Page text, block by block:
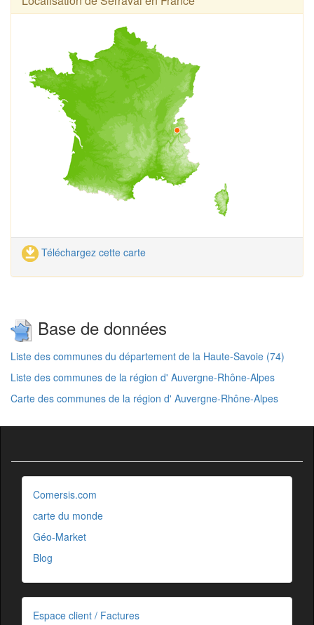
Téléchargez cette carte
Base de données
Liste des communes du département de la Haute-Savoie (74)
Liste des communes de la région d' Auvergne-Rhône-Alpes
Carte des communes de la région d' Auvergne-Rhône-Alpes
Comersis.com
carte du monde
Géo-Market
Blog
Espace client / Factures